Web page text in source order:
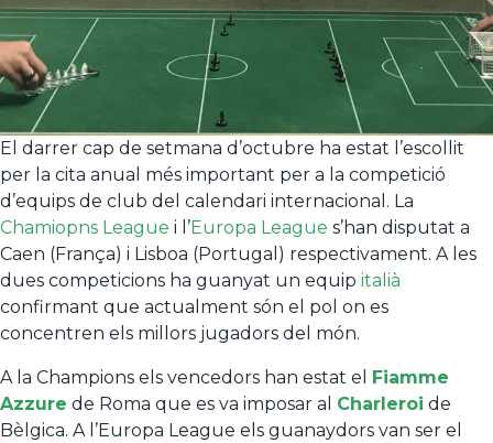
El darrer cap de setmana d’octubre ha estat l’escollit
per la cita anual més important per a la competició
d’equips de club del calendari internacional. La
Chamiopns League i l’Europa League s’han disputat a
Caen (França) i Lisboa (Portugal) respectivament. A les
dues competicions ha guanyat un equip italià
confirmant que actualment són el pol on es
concentren els millors jugadors del món.
A la Champions els vencedors han estat el
Fiamme
Azzure de Roma que es va imposar al Charleroi de
Bèlgica. A l’Europa League els guanaydors van ser el